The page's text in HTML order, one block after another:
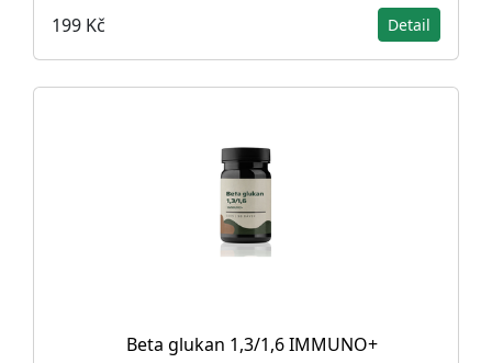
199 Kč Detail
Beta glukan 1,3/1,6 IMMUNO+